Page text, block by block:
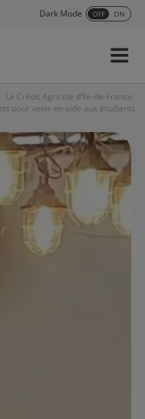
Dark Mode OFF ON
Menu
Le Crédit Agricole d’Ile-de-France
pour venir en aide aux étudiants